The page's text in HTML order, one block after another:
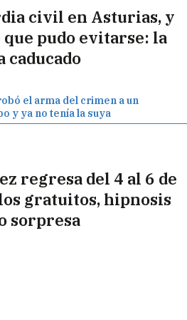
civil en Asturias, y
pudo evitarse: la
caducado
el arma del crimen a un
y ya no tenía la suya
regresa del 4 al 6 de
gratuitos, hipnosis
sorpresa